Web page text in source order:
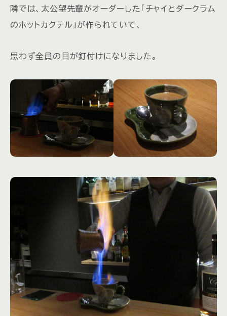
隣では、太公望先輩がオーダーした「チャイとダークラム
のホットカクテル」が作られていて、
思わず全員の目が釘付けになりました。